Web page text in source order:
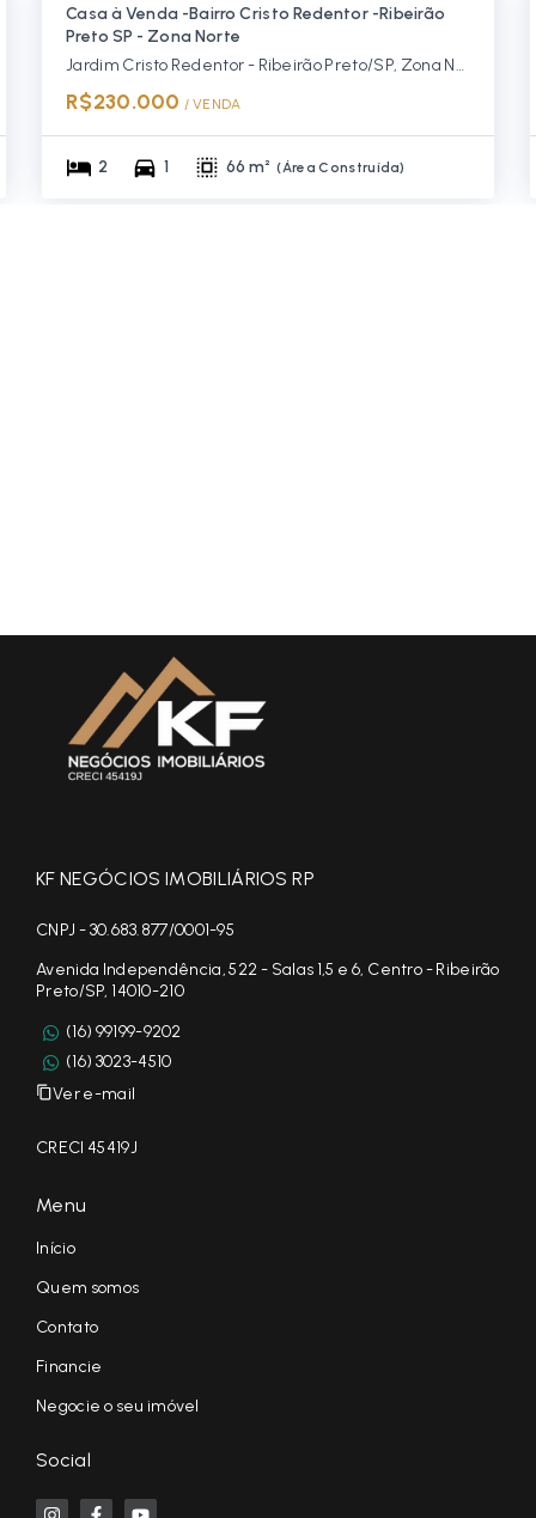
Casa à Venda -Bairro Cristo Redentor -Ribeirão
Preto SP - Zona Norte
Jardim Cristo Redentor - Ribeirão Preto/SP, Zona Norte
R$230.000 / VENDA
2 1 66 m² (Área Construída)
KF NEGÓCIOS IMOBILIÁRIOS RP
CNPJ - 30.683.877/0001-95
Avenida Independência, 522 - Salas 1,5 e 6, Centro - Ribeirão
Preto/SP, 14010-210
(16) 99199-9202
(16) 3023-4510
Ver e-mail
CRECI 45419J
Menu
Início
Quem somos
Contato
Financie
Negocie o seu imóvel
Social